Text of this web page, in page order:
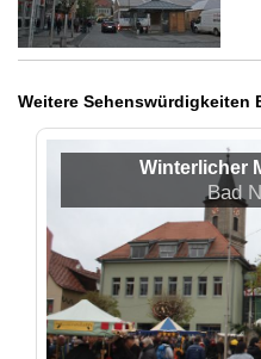
Weitere Sehenswürdigkeiten
Winterlicher
Bad